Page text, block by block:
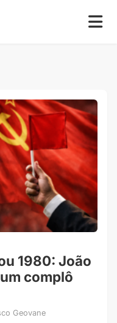
1980: João
complô
Geovane